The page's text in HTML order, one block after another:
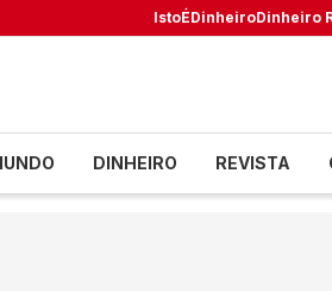
IstoÉDinheiroDinheiro
DINHEIRO REVISTA